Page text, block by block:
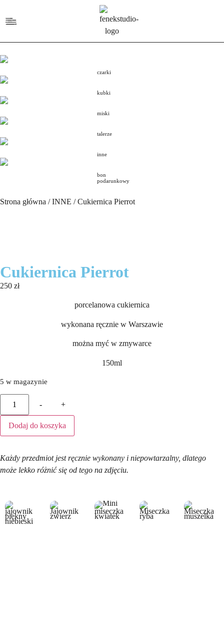
czarki
kubki
miski
talerze
inne
bon
podarunkowy
Strona główna /INNE / Cukiernica Pierrot
Cukiernica Pierrot
250 zł
porcelanowa cukiernica
wykonana ręcznie w Warszawie
można myć w zmywarce
150ml
5 w magazynie
- +
Dodaj do koszyka
Każdy przedmiot jest ręcznie wykonany i niepowtarzalny, dlatego
może lekko różnić się od tego na zdjęciu.